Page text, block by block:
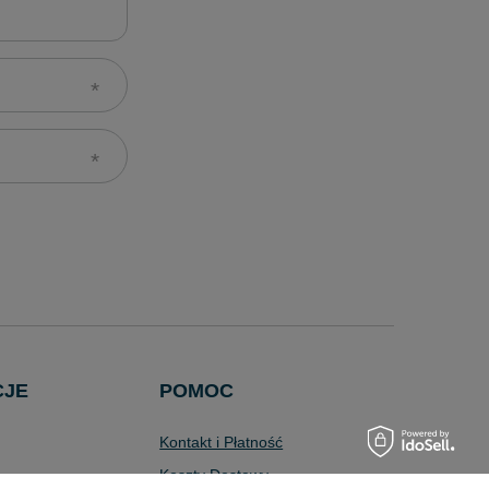
POMOC
Kontakt i Płatność
Koszty Dostawy